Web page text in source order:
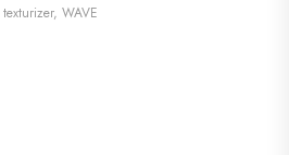
texturizer, WAVE